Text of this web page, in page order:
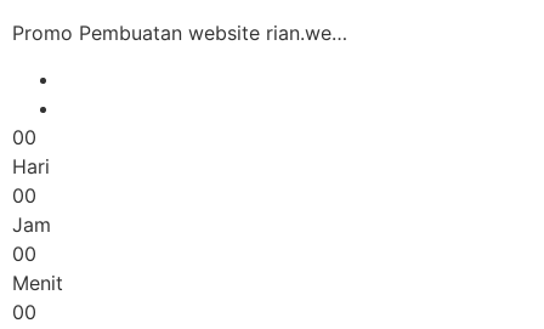
Promo Pembuatan website rian.we…
00
Hari
00
Jam
00
Menit
00